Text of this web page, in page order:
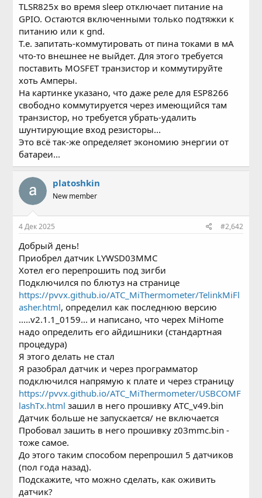
TLSR825x во время sleep отключает питание на
GPIO. Остаются включенными только подтяжки к
питанию или к gnd.
Т.е. запитать-коммутировать от пина токами в мА
что-то внешнее не выйдет. Для этого требуется
поставить MOSFET транзистор и коммутируйте
хоть Амперы.
На картинке указано, что даже реле для ESP8266
свободно коммутируется через имеющийся там
транзистор, но требуется убрать-удалить
шунтирующие вход резисторы...
Это всё так-же определяет экономию энергии от
батареи...
platoshkin
New member
4 Дек 2025 #2,642
Добрый день!
Приобрел датчик LYWSD03MMC
Хотел его перепрошить под зигби
Подключился по блютуз на странице
https://pvvx.github.io/ATC_MiThermometer/TelinkMiFl
asher.html, определил как последнюю версию
.....v2.1.1_0159... и написано, что черех MiHome
надо определить его айдишники (стандартная
процедура)
Я этого делать не стал
Я разобрал датчик и через программатор
подключился напрямую к плате и через страницу
https://pvvx.github.io/ATC_MiThermometer/USBCOMF
lashTx.html зашил в него прошивку ATC_v49.bin
Датчик больше не запускается/ не включается
Пробовал зашить в него прошивку z03mmc.bin -
тоже самое.
До этого таким способом перепрошил 5 датчиков
(пол года назад).
Подскажите, что можно сделать, как оживить
датчик?